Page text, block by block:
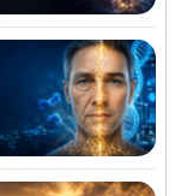
اجرای «خسوف»؛
«سوگواره نذر شعر»؛
«دورهمی سرتوک؛